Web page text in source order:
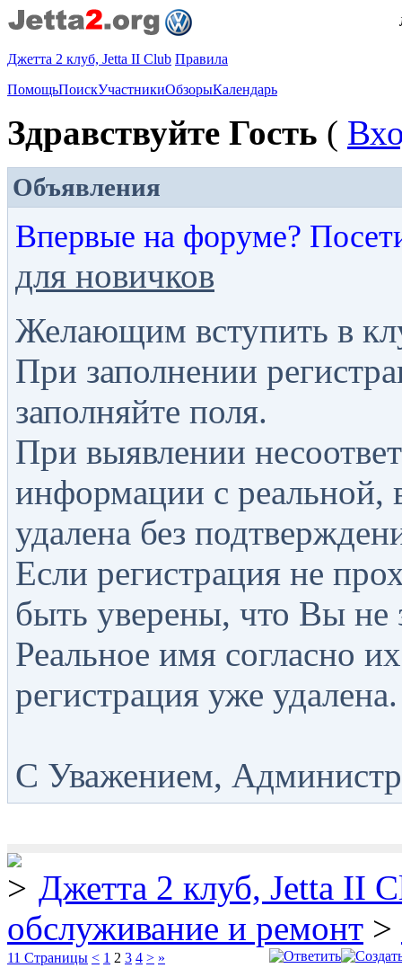
Джетта 2 клуб, Jetta II Club Правила
ПомощьПоискУчастникиОбзорыКалендарь
Здравствуйте Гость (
Объявления
Впервые на форуме?
для новичков
Желающим вступить в
При заполнении
заполняйте поля.
При выявлении
информации с реальной,
удалена без
Если регистрация не
быть уверены, что Вы не
Реальное имя согласно
регистрация уже удалена.
С Уважением,
Джетта 2 клуб, Jetta II
обслуживание и ремонт >
11 Страницы < 1 2 3 4 > »